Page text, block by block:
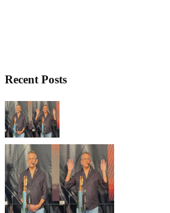
Recent Posts